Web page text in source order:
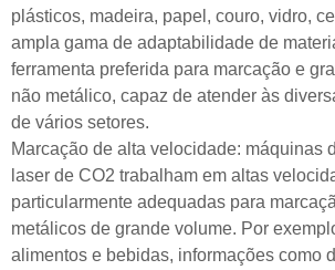
plásticos, madeira, papel, couro, vidro,
ampla gama de adaptabilidade de
ferramenta preferida para marcação e
não metálico, capaz de atender às
de vários setores.
Marcação de alta velocidade: máquinas
laser de CO2 trabalham em altas
particularmente adequadas para
metálicos de grande volume. Por
alimentos e bebidas, informações como